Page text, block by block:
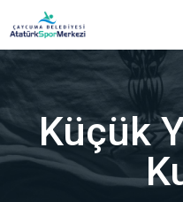
Atla
Küçük